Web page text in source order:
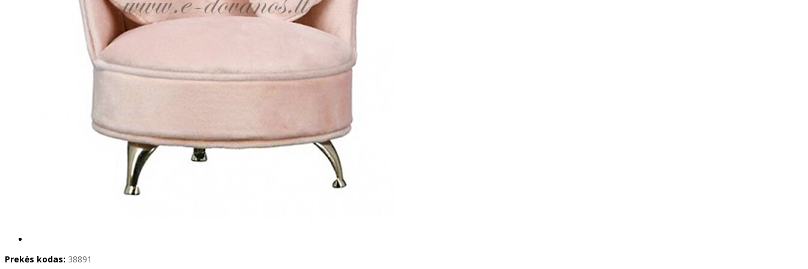
Prekės kodas: 38891